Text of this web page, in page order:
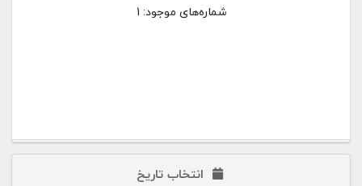
شماره‌های موجود: 1
انتخاب تاریخ